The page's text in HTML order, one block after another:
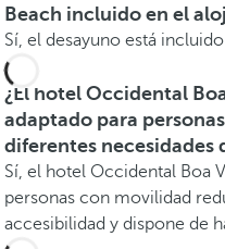
Beach incluido en el
Sí, el desayuno está
¿El hotel Occidental
adaptado para
diferentes necesidades
Sí, el hotel Occidental Boa
personas con movilidad
accesibilidad y dispone de